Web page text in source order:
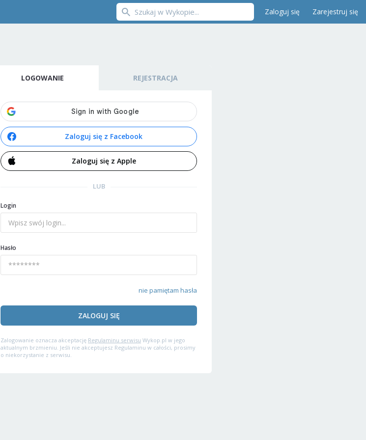
Zaloguj się Zarejestruj się
LOGOWANIE REJESTRACJA
Zaloguj się z Facebook
Zaloguj się z Apple
LUB
Login
Hasło
nie pamiętam hasła
ZALOGUJ SIĘ
Zalogowanie oznacza akceptację Regulaminu serwisu Wykop.pl w jego
aktualnym brzmieniu. Jeśli nie akceptujesz Regulaminu w całości, prosimy
o niekorzystanie z serwisu.